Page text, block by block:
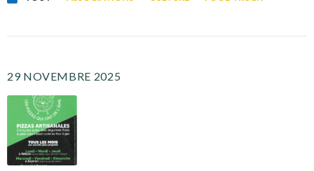
29 NOVEMBRE 2025